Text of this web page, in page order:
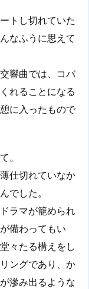
トし切れていた
なふうに思えて
響曲では、コバ
れることになる
に入ったもので
。
仕切れていなか
でした。
ラマが籠められ
備わってもい
々たる構えをし
ングであり、か
滲み出るような